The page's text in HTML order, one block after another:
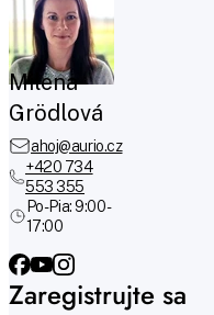
Milena
Grödlová
ahoj@aurio.cz
+420 734
553 355
Po-Pia: 9:00 -
17:00
Zaregistrujte sa